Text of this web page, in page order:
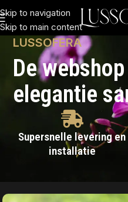
Skip to navigation
Skip to main content
LUSSOFERA
De
elegantie
Supersnelle levering en
installatie